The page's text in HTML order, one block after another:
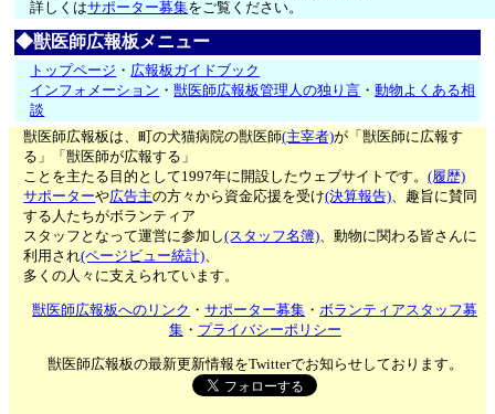
詳しくはサポーター募集をご覧ください。
◆獣医師広報板メニュー
トップページ ・ 広報板ガイドブック
インフォメーション ・獣医師広報板管理人の独り言 ・動物よくある相
談
獣医師広報板は、町の犬猫病院の獣医師(主宰者)が「獣医師に広報す
る」「獣医師が広報する」
ことを主たる目的として1997年に開設したウェブサイトです。(履歴)
サポーターや広告主の方々から資金応援を受け(決算報告)、趣旨に賛同
する人たちがボランティア
スタッフとなって運営に参加し(スタッフ名簿)、動物に関わる皆さんに
利用され(ページビュー統計)、
多くの人々に支えられています。
獣医師広報板へのリンク ・サポーター募集 ・ボランティアスタッフ募
集・ プライバシーポリシー
獣医師広報板の最新更新情報をTwitterでお知らせしております。